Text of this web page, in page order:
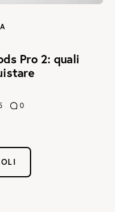
Pro 2: quali
0